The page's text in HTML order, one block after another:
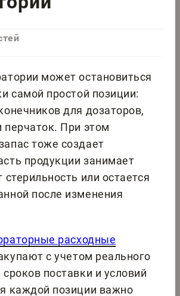
может остановиться
самой простой позиции:
для дозаторов,
перчаток. При этом
тоже создает
продукции занимает
стерильность или остается
после изменения
расходные
с учетом реального
поставки и условий
каждой позиции важно